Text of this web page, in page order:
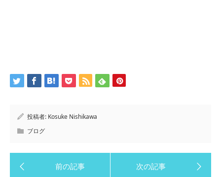
投稿者: Kosuke Nishikawa
ブログ